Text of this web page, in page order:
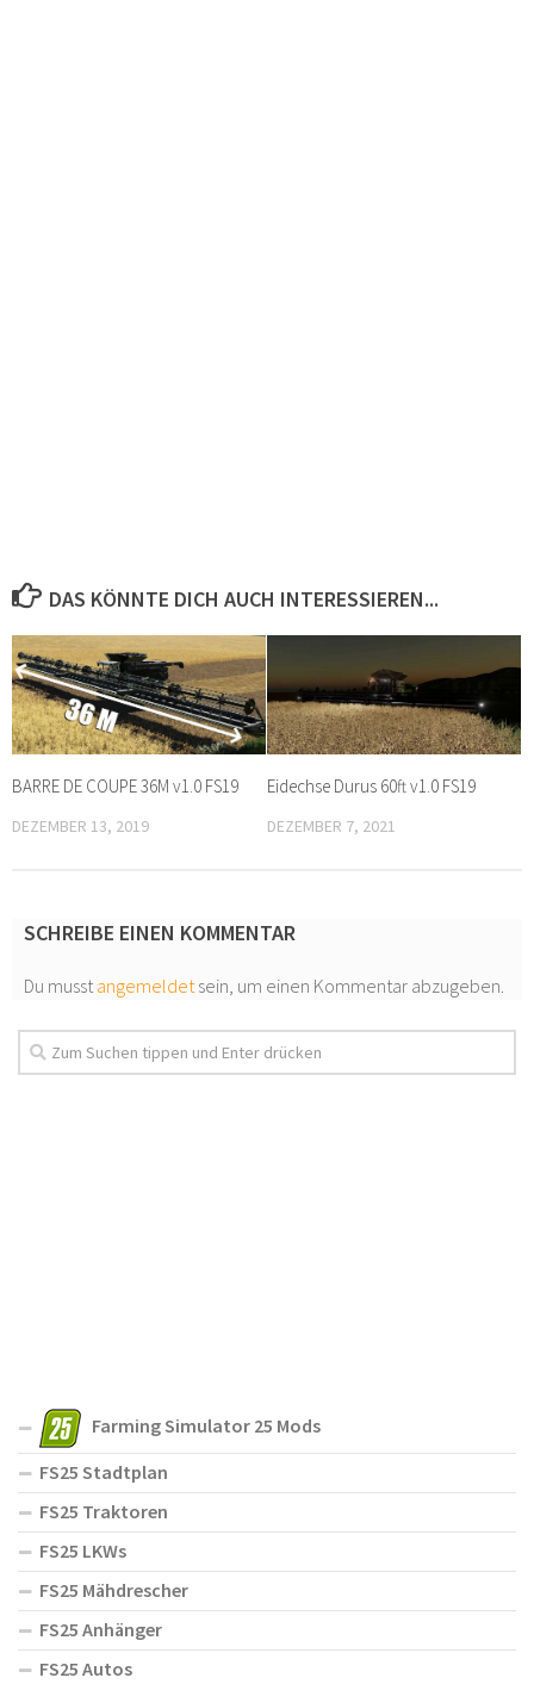
DAS KÖNNTE DICH AUCH INTERESSIEREN...
BARRE DE COUPE 36M v1.0 FS19
DEZEMBER 13, 2019
Eidechse Durus 60ft v1.0 FS19
DEZEMBER 7, 2021
SCHREIBE EINEN KOMMENTAR
Du musstangemeldetsein, um einen Kommentar abzugeben.
Farming Simulator 25 Mods
FS25 Stadtplan
FS25 Traktoren
FS25 LKWs
FS25 Mähdrescher
FS25 Anhänger
FS25 Autos